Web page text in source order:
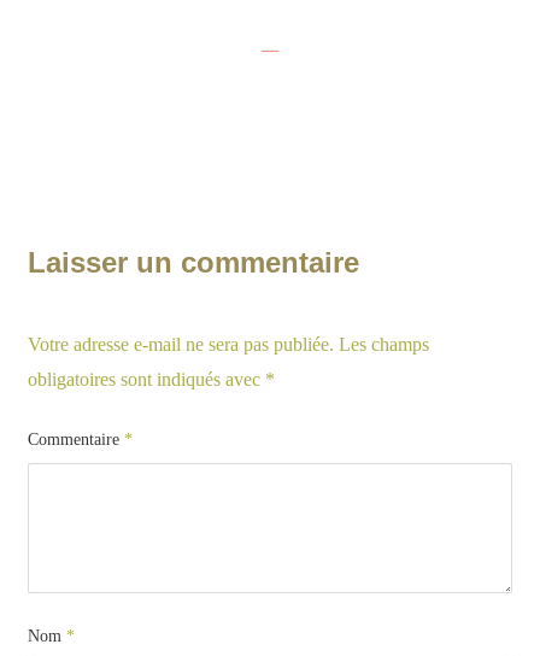
—
Laisser un commentaire
Votre adresse e-mail ne sera pas publiée. Les champs
obligatoires sont indiqués avec *
Commentaire *
Nom *